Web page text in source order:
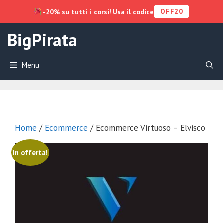
contenuto
BigPirata
Menu
Home / Ecommerce / Ecommerce Virtuoso – Elvisco
In offerta!
-20% su tutti i corsi! Usa il codice OFF20